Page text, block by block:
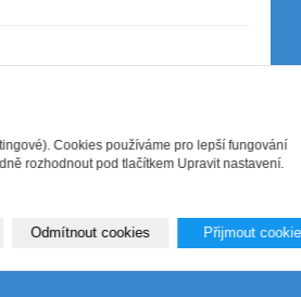
Cookies používáme pro lepší fungování
rozhodnout pod tlačítkem Upravit nastavení.
Odmítnout cookies Přijmout